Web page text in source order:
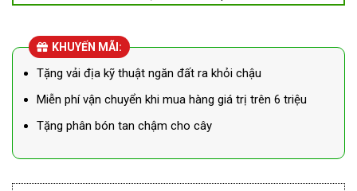
KHUYẾN MÃI:
Tặng vải địa kỹ thuật ngăn đất ra khỏi chậu
Miễn phí vận chuyển khi mua hàng giá trị trên 6 triệu
Tặng phân bón tan chậm cho cây